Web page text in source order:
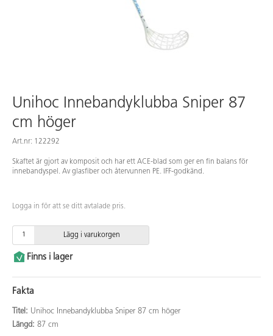
Unihoc Innebandyklubba Sniper 87
cm höger
Art.nr: 122292
Skaftet är gjort av komposit och har ett ACE-blad som ger en fin balans för
innebandyspel. Av glasfiber och återvunnen PE. IFF-godkänd.
Logga in för att se ditt avtalade pris.
Lägg i varukorgen
Finns i lager
Fakta
Titel: Unihoc Innebandyklubba Sniper 87 cm höger
Längd: 87 cm